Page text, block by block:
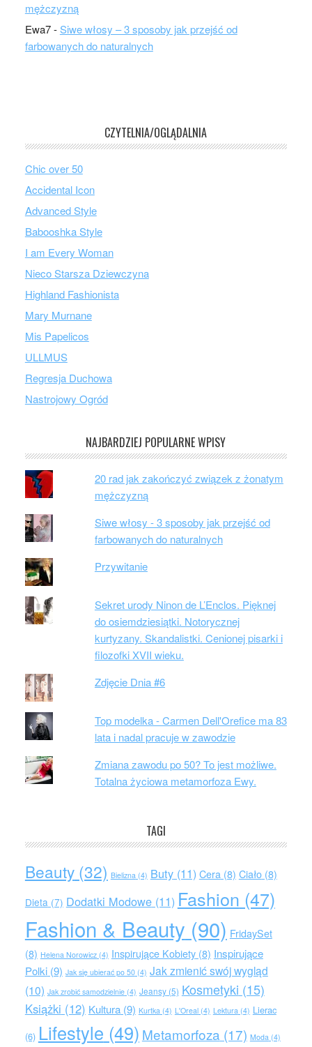
mężczyzną
Ewa7-Siwe włosy – 3 sposoby jak przejść od
farbowanych do naturalnych
CZYTELNIA/OGLĄDALNIA
Chic over 50
Accidental Icon
Advanced Style
Babooshka Style
I am Every Woman
Nieco Starsza Dziewczyna
Highland Fashionista
Mary Murnane
Mis Papelicos
ULLMUS
Regresja Duchowa
Nastrojowy Ogród
NAJBARDZIEJ POPULARNE WPISY
20 rad jak zakończyć związek z żonatym
mężczyzną
Siwe włosy - 3 sposoby jak przejść od
farbowanych do naturalnych
Przywitanie
Sekret urody Ninon de L’Enclos. Pięknej
do osiemdziesiątki. Notorycznej
kurtyzany. Skandalistki. Cenionej pisarki i
filozofki XVII wieku.
Zdjęcie Dnia #6
Top modelka - Carmen Dell'Orefice ma 83
lata i nadal pracuje w zawodzie
Zmiana zawodu po 50? To jest możliwe.
Totalna życiowa metamorfoza Ewy.
TAGI
Beauty(32) Bielizna(4) Buty(11) Cera(8) Ciało(8)
Dieta(7) Dodatki Modowe(11) Fashion (47)
Fashion & Beauty (90) FridaySet
(8) Helena Norowicz(4) Inspirujące Kobiety(8) Inspirujące
Polki(9) Jak się ubierać po 50(4) Jak zmienić swój wygląd
(10) Jak zrobić samodzielnie(4) Jeansy(5) Kosmetyki (15)
Książki (12) Kultura(9) Kurtka(4) L'Oreal(4) Lektura(4) Lierac
(6) Lifestyle (49) Metamorfoza (17) Moda(4)